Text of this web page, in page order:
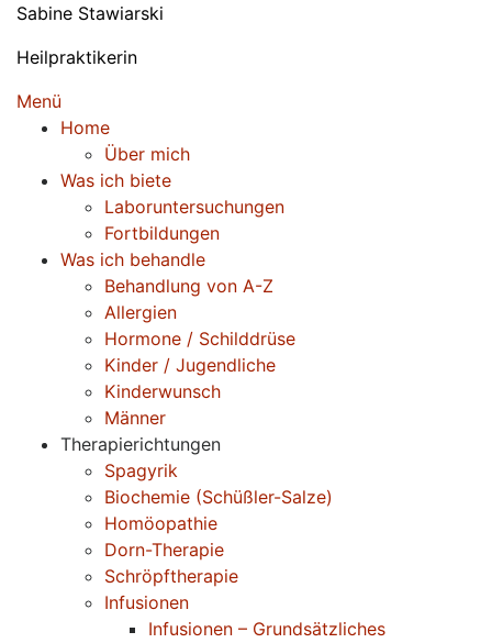
Zum
springen
Sabine Stawiarski
Heilpraktikerin
Menü
Home
Über mich
Was ich biete
Laboruntersuchungen
Fortbildungen
Was ich behandle
Behandlung von A-Z
Allergien
Hormone / Schilddrüse
Kinder / Jugendliche
Kinderwunsch
Männer
Therapierichtungen
Spagyrik
Biochemie (Schüßler-Salze)
Homöopathie
Dorn-Therapie
Schröpftherapie
Infusionen
Infusionen – Grundsätzliches